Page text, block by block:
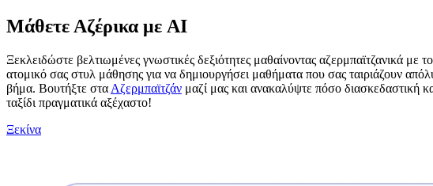
Μάθετε Αζέρικα με AI
Ξεκλειδώστε βελτιωμένες γνωστικές δεξιότητες μαθαίνοντας αζερμπαϊτζανικά με το
ατομικό σας στυλ μάθησης για να δημιουργήσει μαθήματα που σας ταιριάζουν
βήμα. Βουτήξτε στα Αζερμπαϊτζάν μαζί μας και ανακαλύψτε πόσο διασκεδαστική
ταξίδι πραγματικά αξέχαστο!
Ξεκίνα